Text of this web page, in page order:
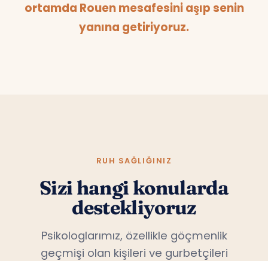
ortamda Rouen mesafesini aşıp senin
yanına getiriyoruz.
RUH SAĞLIĞINIZ
Sizi hangi konularda
destekliyoruz
Psikologlarımız, özellikle göçmenlik
geçmişi olan kişileri ve gurbetçileri